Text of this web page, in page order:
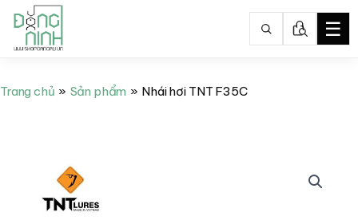
tới
☰
Trang chủ Sản phẩm Nhái hơi TNT F35C